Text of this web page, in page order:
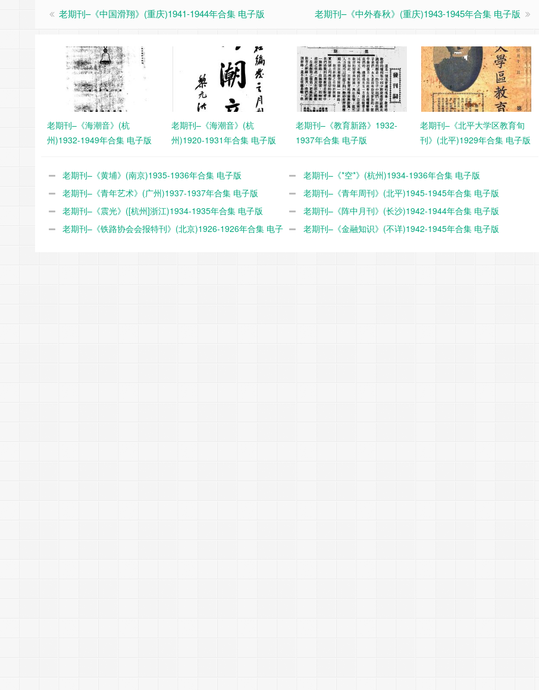
老期刊–《中国滑翔》(重庆)1941-1944年合集 电子版 老期刊–《中外春秋》(重庆)1943-1945年合集 电子版
老期刊–《海潮音》(杭
州)1932-1949年合集 电子版
老期刊–《海潮音》(杭
州)1920-1931年合集 电子版
老期刊–《教育新路》1932-
1937年合集 电子版
老期刊–《北平大学区教育旬
刊》(北平)1929年合集 电子版
老期刊–《黄埔》(南京)1935-1936年合集 电子版
老期刊–《*空*》(杭州)1934-1936年合集 电子版
老期刊–《青年艺术》(广州)1937-1937年合集 电子版
老期刊–《青年周刊》(北平)1945-1945年合集 电子版
老期刊–《震光》([杭州]浙江)1934-1935年合集 电子版
老期刊–《阵中月刊》(长沙)1942-1944年合集 电子版
老期刊–《铁路协会会报特刊》(北京)1926-1926年合集 电子
老期刊–《金融知识》(不详)1942-1945年合集 电子版